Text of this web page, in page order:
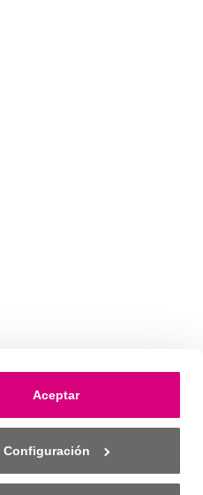
Aceptar
Configuración